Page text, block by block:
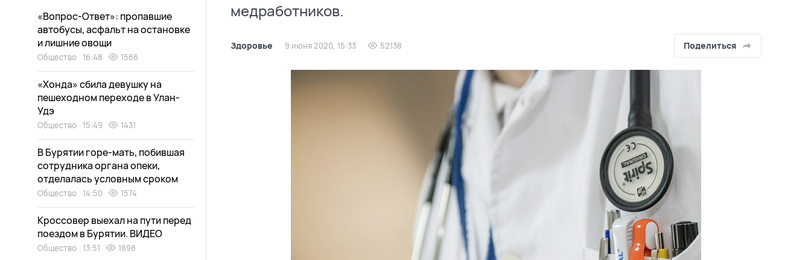
медработников.
Здоровье 9 июня 2020, 15:33 52138 Поделиться
«Вопрос-Ответ»: пропавшие
автобусы, асфальт на остановке
и лишние овощи
Общество 16:48 1566
«Хонда» сбила девушку на
пешеходном переходе в Улан-
Удэ
Общество 15:49 1431
В Бурятии горе-мать, побившая
сотрудника органа опеки,
отделалась условным сроком
Общество 14:50 1574
Кроссовер выехал на пути перед
поездом в Бурятии. ВИДЕО
Общество 13:51 1898